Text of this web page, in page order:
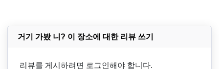
거기 가봤 니? 이 장소에 대한 리뷰 쓰기
리뷰를 게시하려면 로그인해야 합니다.